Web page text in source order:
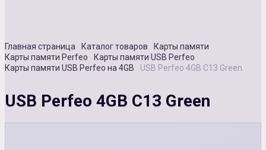
Главная страница Каталог товаров
Карты памяти
Карты памяти Perfeo
Карты памяти USB Perfeo
Карты памяти USB Perfeo на 4GB
USB Perfeo 4GB C13 Green
USB Perfeo 4GB C13 Green